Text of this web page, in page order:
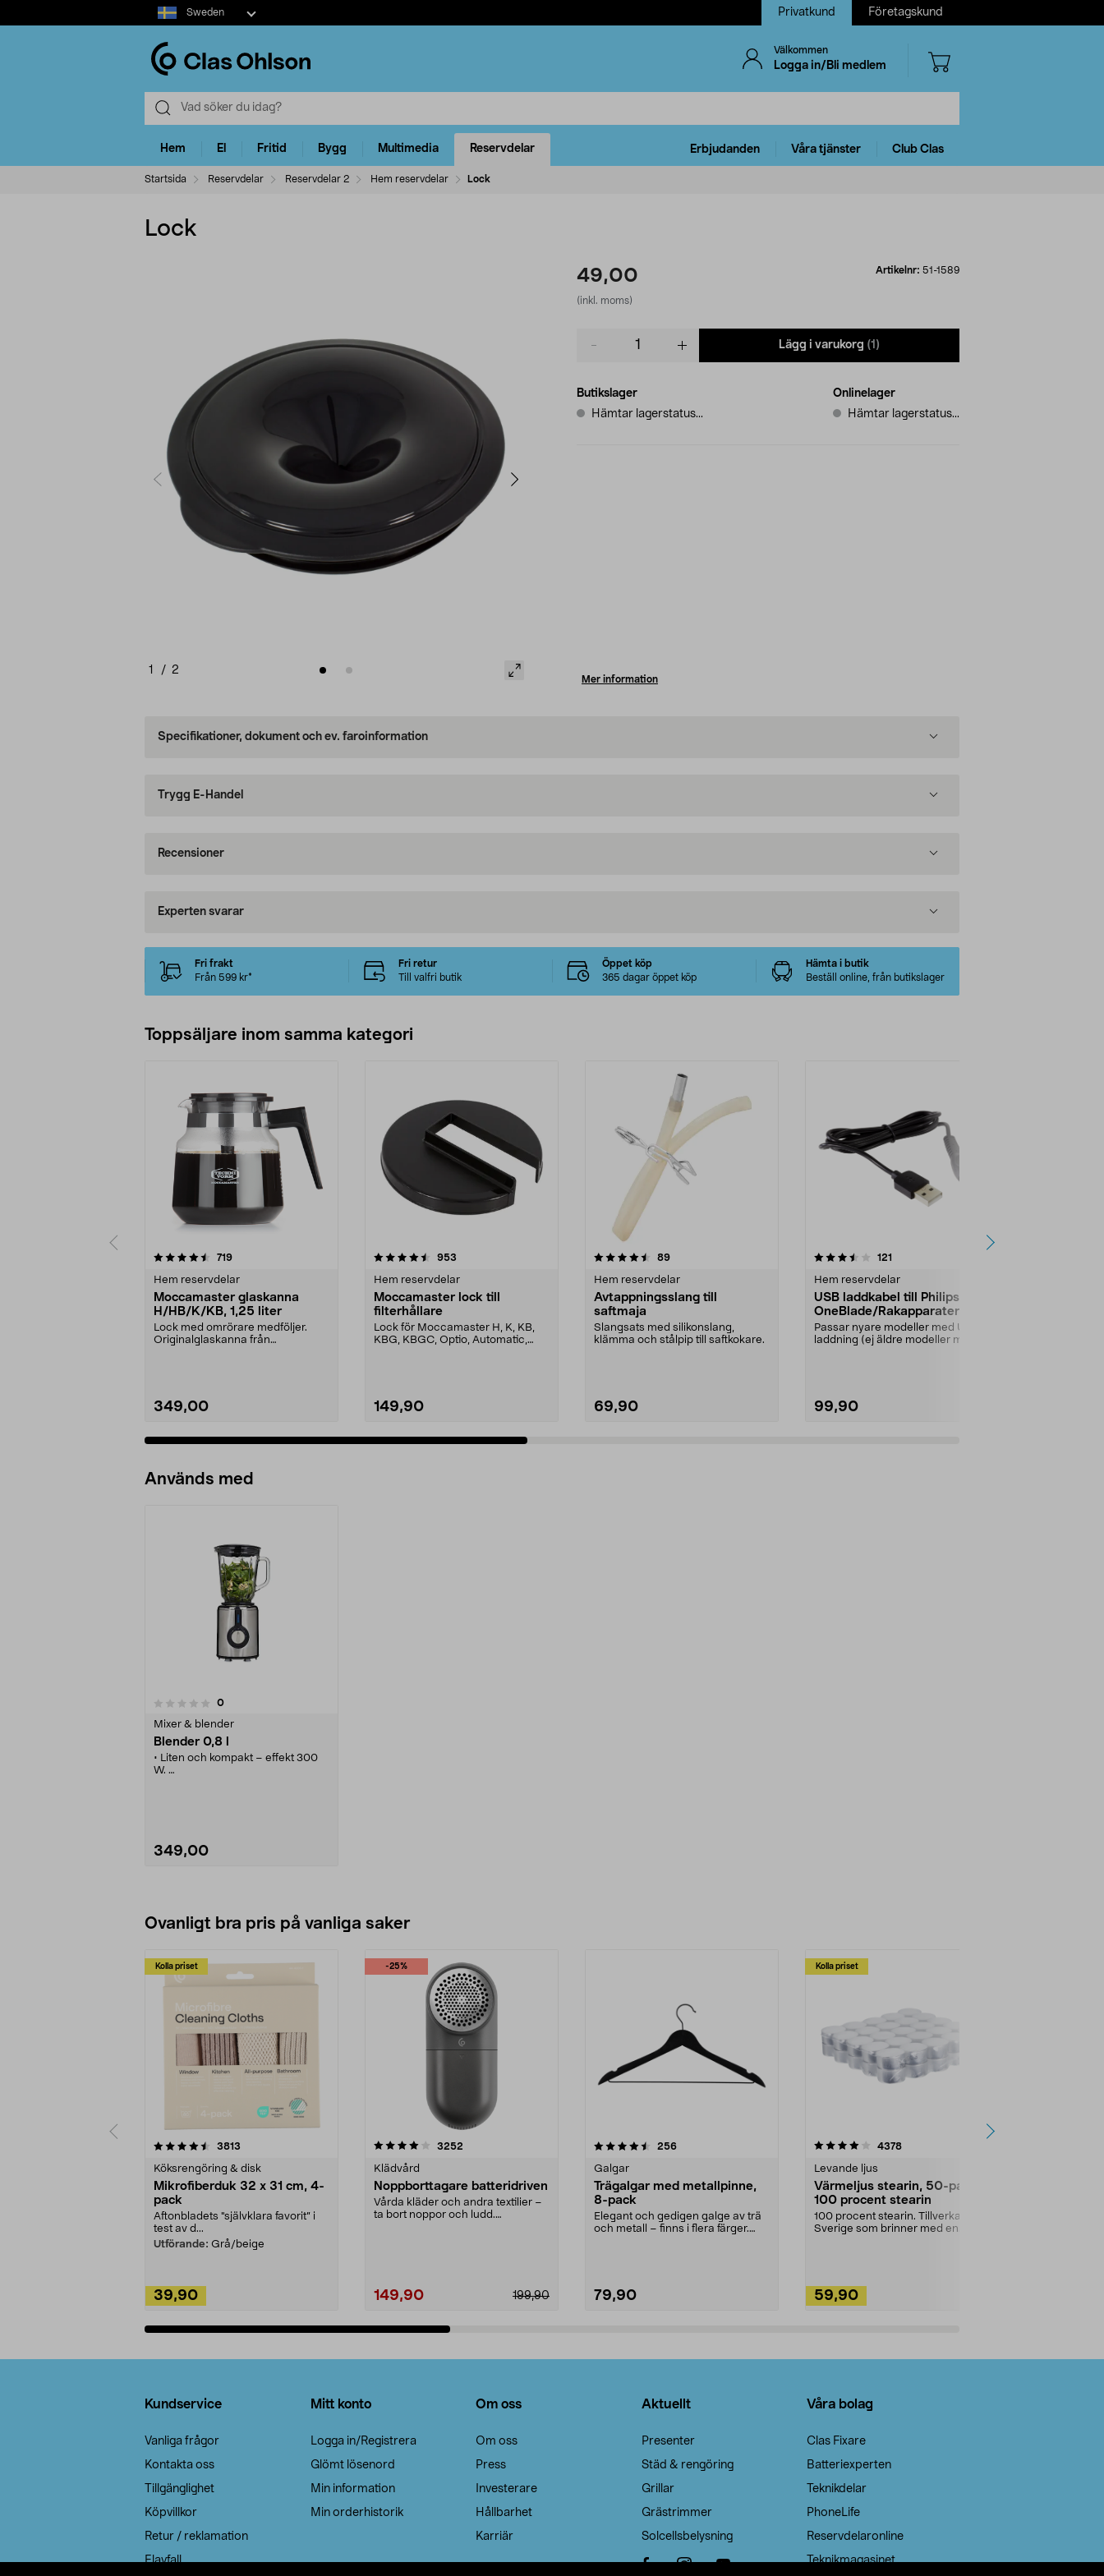
Select
market
Sweden Privatkund Företagskund
Välkommen
Logga in/Bli medlem
Hem El Fritid Bygg Multimedia Reservdelar Erbjudanden Våra tjänster Club Clas
Startsida Reservdelar Reservdelar 2 Hem reservdelar Lock
Lock
1 / 2
49,00
(inkl. moms)
Artikelnr: 51-1589
Lägg i varukorg (1)
Butikslager
Hämtar lagerstatus...
Onlinelager
Hämtar lagerstatus...
Mer information
Specifikationer, dokument och ev. faroinformation
Trygg E-Handel
Recensioner
Experten svarar
Fri frakt
Från 599 kr*
Fri retur
Till valfri butik
Öppet köp
365 dagar öppet köp
Hämta i butik
Beställ online, från butikslager
Toppsäljare inom samma kategori
719recensioner
Hem reservdelar
Moccamaster glaskanna
H/HB/K/KB, 1,25 liter
Lock med omrörare medföljer.
Originalglaskanna från
349,00
4.5 av 5 stjärnor 953
Hem reservdelar
Moccamaster lock till
filterhållare
Lock för Moccamaster H, K, KB,
KBG, KBGC, Optio, Automatic,
149,90
4.5 av 5 stjärnor 89recensioner
Hem reservdelar
Avtappningsslang till
saftmaja
Slangsats med silikonslang,
klämma och stålpip till saftkokare.
69,90
3.5 av 5 stjärnor 121
Hem reservdelar
USB laddkabel till Philips
OneBlade/Rakapparater
Passar nyare modeller med USB-
laddning (ej äldre modeller med
99,90
4.5 av 5 stjärnor
Används med
0recensioner
Mixer & blender
Blender 0,8 l
• Liten och kompakt – effekt 300
W.
349,00
Ovanligt bra pris på vanliga saker
Kolla priset
3813
Köksrengöring & disk
Mikrofiberduk 32 x 31 cm, 4-
pack
Aftonbladets "självklara favorit” i
test av d...
Utförande: Grå/beige
39,90
-25%
4.0av 5 stjärnor 3252
Klädvård
Noppborttagare batteridriven
Vårda kläder och andra textilier –
ta bort noppor och ludd.
199,90
149,90
4.5av 5 stjärnor 256recensioner
Galgar
Trägalgar med metallpinne,
8-pack
Elegant och gedigen galge av trä
och metall – finns i flera färger.
79,90
Kolla priset
4.0av 5 stjärnor 4378recensioner
Levande ljus
Värmeljus stearin, 50-pack,
100 procent stearin
100 procent stearin. Tillverkade i
Sverige som brinner med en
59,90
4.5av 5 stjärnor
Kundservice
Vanliga frågor
Kontakta oss
Tillgänglighet
Köpvillkor
Retur / reklamation
Elavfall
Mitt konto
Logga in/Registrera
Glömt lösenord
Min information
Min orderhistorik
Om oss
Om oss
Press
Investerare
Hållbarhet
Karriär
Aktuellt
Presenter
Städ & rengöring
Grillar
Grästrimmer
Solcellsbelysning
Våra bolag
Clas Fixare
Batteriexperten
Teknikdelar
PhoneLife
Reservdelaronline
Teknikmagasinet